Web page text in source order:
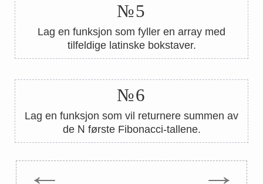
№5
Lag en funksjon som fyller en array med
tilfeldige latinske bokstaver.
№6
Lag en funksjon som vil returnere summen av
de N første Fibonacci-tallene.
← →